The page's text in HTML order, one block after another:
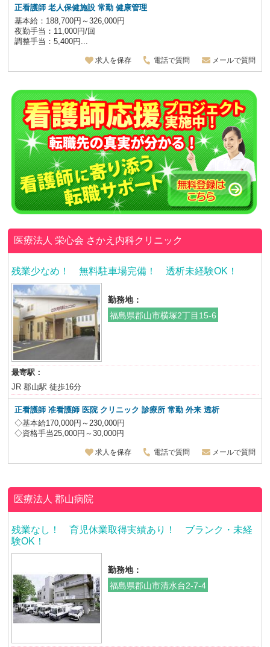
正看護師 老人保健施設常勤 健康管理
基本給：188,700円～326,000円
夜勤手当：11,000円/回
調整手当：5,400円...
求人を保存 電話で質問 メールで質問
医療法人 栄心会 さかえ内科クリニック
残業少なめ！ 無料駐車場完備！ 透析未経験OK！
勤務地：
福島県郡山市横塚2丁目15-6
最寄駅：
JR 郡山駅 徒歩16分
正看護師 准看護師 医院 クリニック 診療所常勤 外来 透析
◇基本給170,000円～230,000円
◇資格手当25,000円～30,000円
求人を保存 電話で質問 メールで質問
医療法人郡山病院
残業なし！ 育児休業取得実績あり！ ブランク・未経
験OK！
勤務地：
福島県郡山市清水台2-7-4